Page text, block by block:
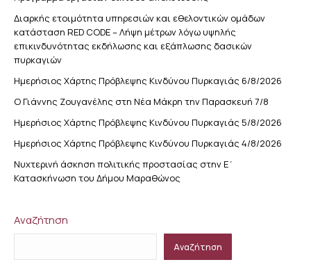
Διαρκής ετοιμότητα υπηρεσιών και εθελοντικών ομάδων
κατάσταση RED CODE – Λήψη μέτρων λόγω υψηλής
επικινδυνότητας εκδήλωσης και εξάπλωσης δασικών
πυρκαγιών
Ημερήσιος Χάρτης Πρόβλεψης Κινδύνου Πυρκαγιάς 6/8/2026
Ο Γιάννης Ζουγανέλης στη Νέα Μάκρη την Παρασκευή 7/8
Ημερήσιος Χάρτης Πρόβλεψης Κινδύνου Πυρκαγιάς 5/8/2026
Ημερήσιος Χάρτης Πρόβλεψης Κινδύνου Πυρκαγιάς 4/8/2026
Νυχτερινή άσκηση πολιτικής προστασίας στην Ε΄
Κατασκήνωση του Δήμου Μαραθώνος
Αναζήτηση
Αναζήτηση